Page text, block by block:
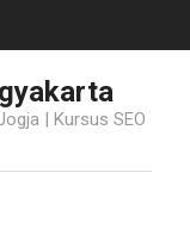
| Kursus SEO